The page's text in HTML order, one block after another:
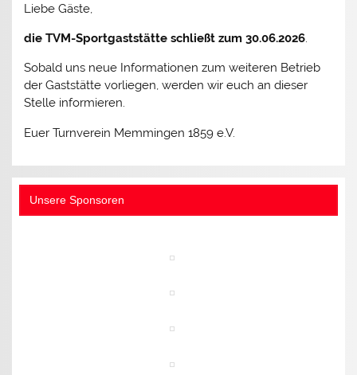
Liebe Gäste,
die TVM-Sportgaststätte schließt zum 30.06.2026.
Sobald uns neue Informationen zum weiteren Betrieb
der Gaststätte vorliegen, werden wir euch an dieser
Stelle informieren.
Euer Turnverein Memmingen 1859 e.V.
Unsere Sponsoren